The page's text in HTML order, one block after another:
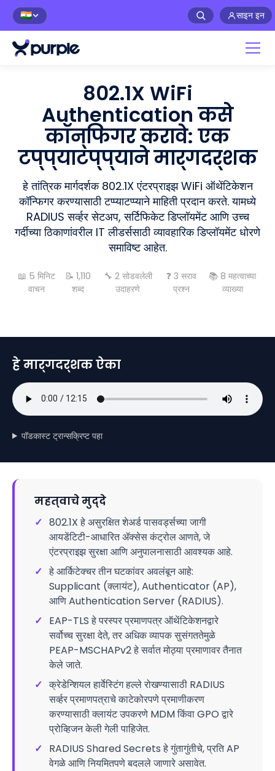
🇮🇳 साइन इन
802.1X WiFi
Authentication कसे
कॉन्फिगर करावे: एक
टप्प्याटप्प्याने मार्गदर्शक
हे तांत्रिक मार्गदर्शक 802.1X एंटरप्राइझ WiFi ऑथेंटिकेशन
कॉन्फिगर करण्यासाठी टप्प्याटप्प्याने माहिती प्रदान करते. यामध्ये
RADIUS सर्व्हर सेटअप, सर्टिफिकेट डिप्लॉयमेंट आणि उच्च
गर्दीच्या ठिकाणांवरील IT लीडर्ससाठी व्यावहारिक डिप्लॉयमेंट धोरणे
समाविष्ट आहेत.
📖 5 मिनिट
वाचन
📝1,110
शब्द
🔧 2 सोडवलेली
उदाहरणे
❓ 3 सराव
प्रश्न
📚 8 महत्वाच्या
व्याख्या
हे मार्गदर्शक ऐका
पॉडकास्ट ट्रान्सक्रिप्ट पहा
महत्वाचे मुद्दे
✓ 802.1X हे असुरक्षित शेअर्ड पासवर्ड्सच्या जागी
आयडेंटिटी-आधारित ॲक्सेस कंट्रोल आणते, जे
एंटरप्राइझ सुरक्षा आणि अनुपालनासाठी आवश्यक आहे.
✓ हे आर्किटेक्चर तीन घटकांवर अवलंबून आहे:
Supplicant (क्लायंट), Authenticator (AP),
आणि Authentication Server (RADIUS).
✓ EAP-TLS हे परस्पर प्रमाणपत्र ऑथेंटिकेशनद्वारे
सर्वोच्च सुरक्षा देते, तर अधिक व्यापक सुसंगततेमुळे
PEAP-MSCHAPv2 हे सर्वात मोठ्या प्रमाणावर तैनात
केले जाते.
✓ क्रेडेन्शियल हार्वेस्टिंग हल्ले रोखण्यासाठी RADIUS
सर्व्हर प्रमाणपत्राचे काटेकोरपणे प्रमाणीकरण
करण्यासाठी क्लायंट उपकरणे MDM किंवा GPO द्वारे
प्रोव्हिजन केली गेली पाहिजेत.
✓ RADIUS Shared Secrets हे गुंतागुंतीचे, प्रति AP
वेगळे आणि नियमितपणे बदलले जाणारे असावेत.